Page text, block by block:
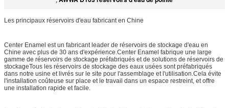
Les principaux réservoirs d'eau fabricant en Chine
Center Enamel est un fabricant leader de réservoirs de stockage d'eau en
Chine avec plus de 30 ans d'expérience.Center Enamel fabrique une large
gamme de réservoirs de stockage préfabriqués et de solutions de réservoirs de
stockageTous les réservoirs de stockage des eaux usées sont préfabriqués
dans notre usine et livrés sur le site pour l'assemblage et l'utilisation.Cela évite
l'installation coûteuse sur place et le travail dans un espace restreint, et offre
une installation rapide et facile.